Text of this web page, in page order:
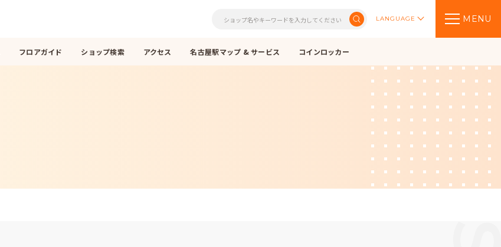
LANGUAGE MENU
フロアガイド ショップ検索 アクセス 名古屋駅マップ & サービス コインロッカー